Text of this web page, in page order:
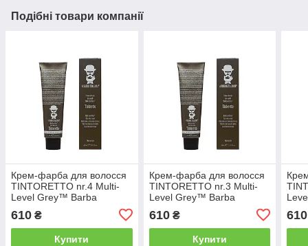
Подібні товари компанії
Крем-фарба для волосся
TINTORETTO nr.4 Multi-
Level Grey™ Barba
610 ₴
Купити
Крем-фарба для волосся
TINTORETTO nr.3 Multi-
Level Grey™ Barba
610₴
Купити
610